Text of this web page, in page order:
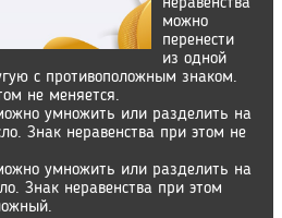
неравенства
можно
перенести
из одной
с противоположным знаком.
не меняется.
умножить или разделить на
Знак неравенства при этом не
умножить или разделить на
Знак неравенства при этом